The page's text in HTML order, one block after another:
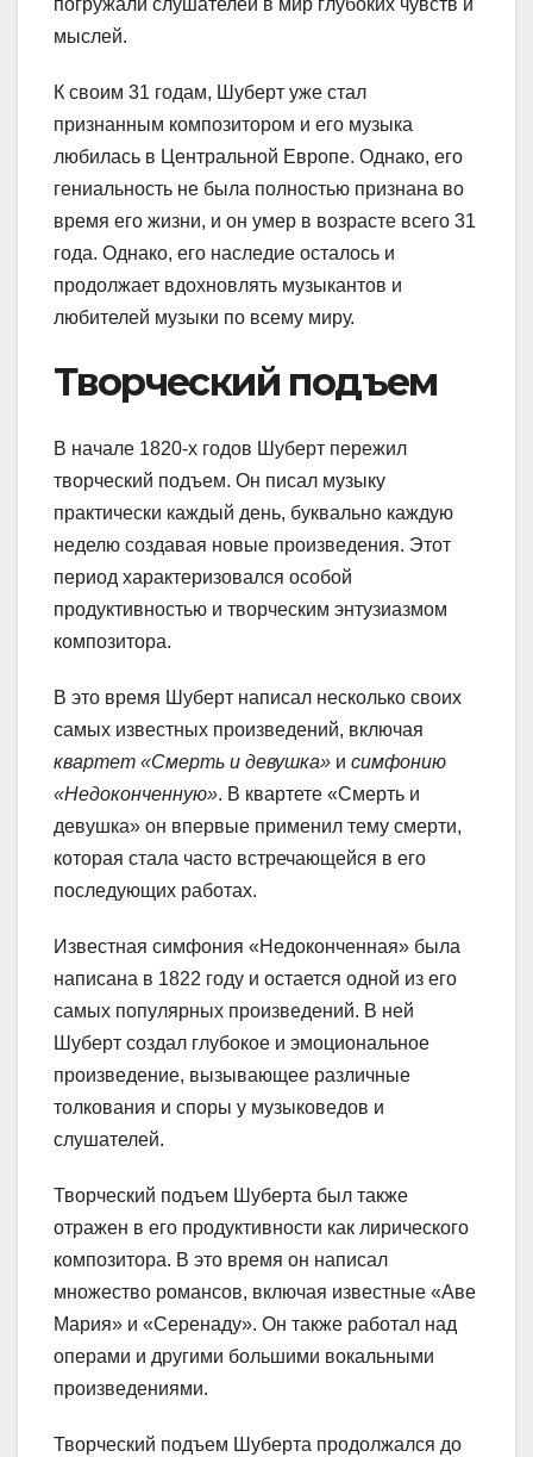
погружали слушателей в мир глубоких чувств и
мыслей.
К своим 31 годам, Шуберт уже стал
признанным композитором и его музыка
любилась в Центральной Европе. Однако, его
гениальность не была полностью признана во
время его жизни, и он умер в возрасте всего 31
года. Однако, его наследие осталось и
продолжает вдохновлять музыкантов и
любителей музыки по всему миру.
Творческий подъем
В начале 1820-х годов Шуберт пережил
творческий подъем. Он писал музыку
практически каждый день, буквально каждую
неделю создавая новые произведения. Этот
период характеризовался особой
продуктивностью и творческим энтузиазмом
композитора.
В это время Шуберт написал несколько своих
самых известных произведений, включая
квартет «Смерть и девушка» и симфонию
«Недоконченную». В квартете «Смерть и
девушка» он впервые применил тему смерти,
которая стала часто встречающейся в его
последующих работах.
Известная симфония «Недоконченная» была
написана в 1822 году и остается одной из его
самых популярных произведений. В ней
Шуберт создал глубокое и эмоциональное
произведение, вызывающее различные
толкования и споры у музыковедов и
слушателей.
Творческий подъем Шуберта был также
отражен в его продуктивности как лирического
композитора. В это время он написал
множество романсов, включая известные «Аве
Мария» и «Серенаду». Он также работал над
операми и другими большими вокальными
произведениями.
Творческий подъем Шуберта продолжался до